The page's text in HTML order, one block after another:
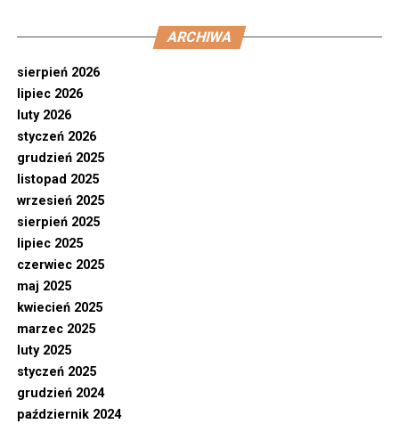
ARCHIWA
sierpień 2026
lipiec 2026
luty 2026
styczeń 2026
grudzień 2025
listopad 2025
wrzesień 2025
sierpień 2025
lipiec 2025
czerwiec 2025
maj 2025
kwiecień 2025
marzec 2025
luty 2025
styczeń 2025
grudzień 2024
październik 2024